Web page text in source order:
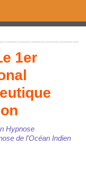
1er
Hypnose
de l'Océan Indien